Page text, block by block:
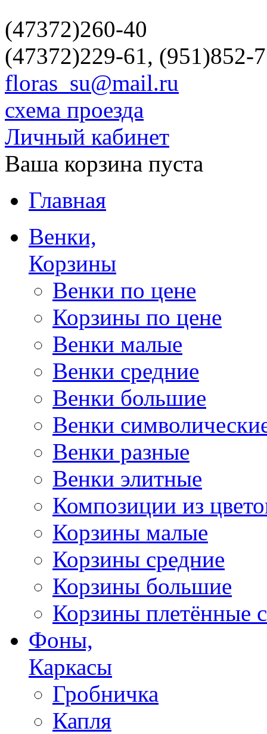
(47372)260-40
(47372)229-61, (951)852-
floras_su@mail.ru
схема проезда
Личный кабинет
Ваша корзина пуста
Главная
Венки,
Корзины
Венки по цене
Корзины по цене
Венки малые
Венки средние
Венки большие
Венки
Венки разные
Венки элитные
Композиции из
Корзины малые
Корзины средние
Корзины большие
Корзины плетённые
Фоны,
Каркасы
Гробничка
Капля